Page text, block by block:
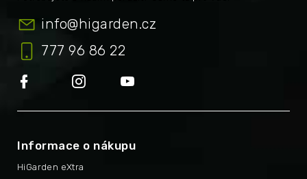
info@higarden.cz
777 96 86 22
Informace o nákupu
HiGarden eXtra